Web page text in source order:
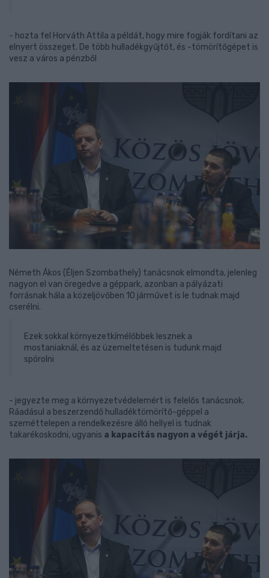
- hozta fel Horváth Attila a példát, hogy mire fogják fordítani az
elnyert összeget. De több hulladékgyűjtőt, és -tömörítőgépet is
vesz a város a pénzből
Németh Ákos (Éljen Szombathely) tanácsnok elmondta, jelenleg
nagyon el van öregedve a géppark, azonban a pályázati
forrásnak hála a közeljövőben 10 járművet is le tudnak majd
cserélni.
Ezek sokkal környezetkímélőbbek lesznek a
mostaniaknál, és az üzemeltetésen is tudunk majd
spórolni
- jegyezte meg a környezetvédelemért is felelős tanácsnok.
Ráadásul a beszerzendő hulladéktömörítő-géppel a
szeméttelepen a rendelkezésre álló hellyel is tudnak
takarékoskodni, ugyanis a kapacitás nagyon a végét járja.